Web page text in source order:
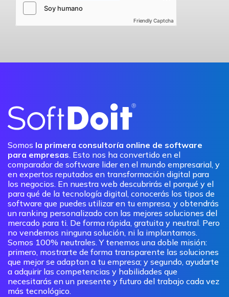
Friendly Captcha
Somos la primera consultoría online de software
para empresas. Esto nos ha convertido en el
comparador de software lider en el mundo empresarial, y
en expertos reputados en transformación digital para
los negocios. En nuestra web descubrirás el porqué y el
para qué de la tecnología digital, conocerás los tipos de
software que puedes utilizar en tu empresa, y obtendrás
un ranking personalizado con las mejores soluciones del
mercado para ti. De forma rápida, gratuita y neutral. Pero
no vendemos ninguna solución, ni la implantamos.
Somos 100% neutrales. Y tenemos una doble misión:
primero, mostrarte de forma transparente las soluciones
que mejor se adaptan a tu empresa; y segundo, ayudarte
a adquirir las competencias y habilidades que
necesitarás en un presente y futuro del trabajo cada vez
más tecnológico.